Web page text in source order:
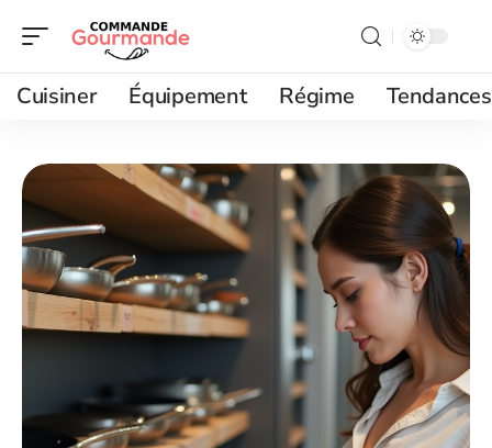
Cuisiner Équipement Régime Tendances